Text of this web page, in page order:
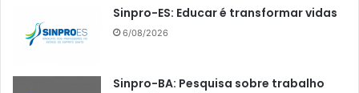
Sinpro-ES: Educar é transformar vidas
6/08/2026
Sinpro-BA: Pesquisa sobre trabalho